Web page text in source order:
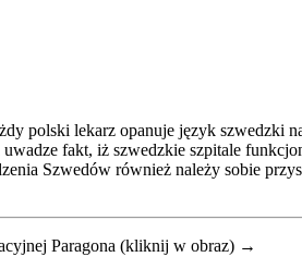
polski lekarz opanuje język szwedzki
fakt, iż szwedzkie szpitale
Szwedów również należy sobie
Paragona (kliknij w obraz) →